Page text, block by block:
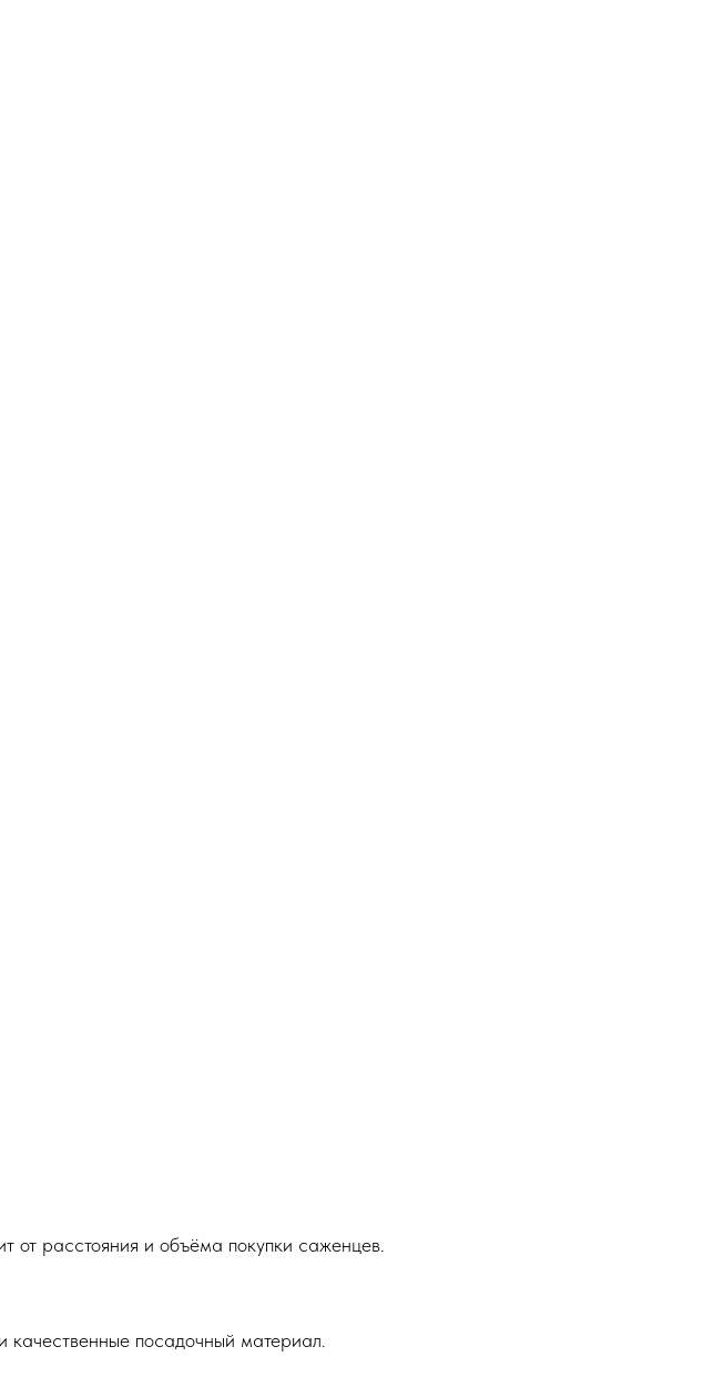
от расстояния и объёма покупки саженцев.
посадочный материал.